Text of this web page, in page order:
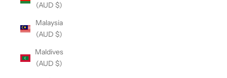
(AUD $)
Malaysia
(AUD $)
Maldives
(AUD $)